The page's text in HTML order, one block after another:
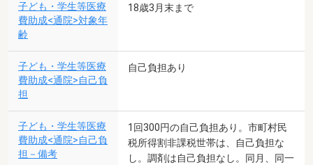
子ども・学生等医療
費助成<通院>対象年
齢
18歳3月末まで
子ども・学生等医療
費助成<通院>自己負
担
自己負担あり
子ども・学生等医療
費助成<通院>自己負
担－備考
1回300円の自己負担あり。市町村民
税所得割非課税世帯は、自己負担な
し。調剤は自己負担なし。同月、同一